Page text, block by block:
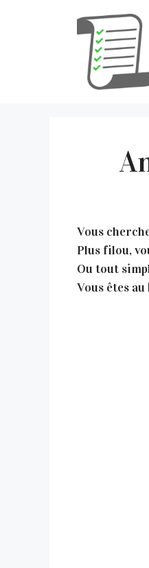
Vous
Plus filou,
Ou tout
Vous êtes